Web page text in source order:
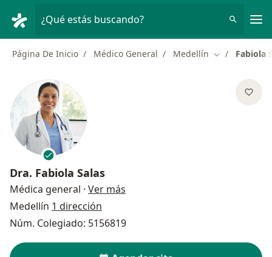
¿Qué estás buscando?
Página De Inicio Médico General Medellín Cambiar de
Fabiola
Dra. Fabiola Salas
Médica general · Ver más
Medellín 1 dirección
Núm. Colegiado: 5156819